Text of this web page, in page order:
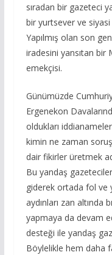
sıradan bir gazeteci
bir yurtsever ve
Yapılmış olan son
iradesini yansıtan bir
emekçisi.
Günümüzde
Ergenekon
oldukları
kimin ne zaman
dair fikirler üretmek
Bu yandaş
giderek ortada fol ve
aydınları zan altında
yapmaya da devam
desteği ile yandaş
Böylelikle hem daha